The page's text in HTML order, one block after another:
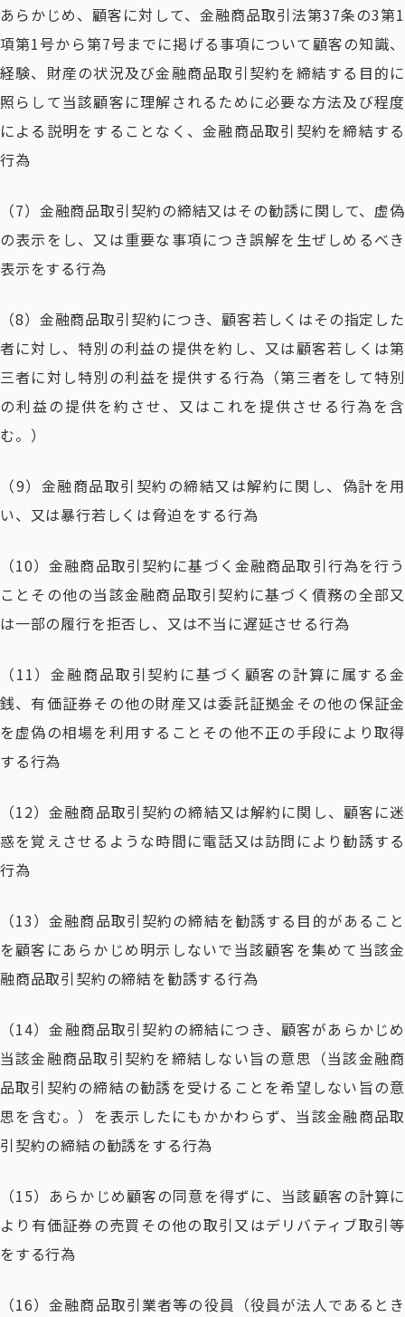
あらかじめ、顧客に対して、金融商品取引法第37条の3第1
項第1号から第7号までに掲げる事項について顧客の知識、
経験、財産の状況及び金融商品取引契約を締結する目的に
照らして当該顧客に理解されるために必要な方法及び程度
による説明をすることなく、金融商品取引契約を締結する
行為
（7）金融商品取引契約の締結又はその勧誘に関して、虚偽
の表示をし、又は重要な事項につき誤解を生ぜしめるべき
表示をする行為
（8）金融商品取引契約につき、顧客若しくはその指定した
者に対し、特別の利益の提供を約し、又は顧客若しくは第
三者に対し特別の利益を提供する行為（第三者をして特別
の利益の提供を約させ、又はこれを提供させる行為を含
む。）
（9）金融商品取引契約の締結又は解約に関し、偽計を用
い、又は暴行若しくは脅迫をする行為
（10）金融商品取引契約に基づく金融商品取引行為を行う
ことその他の当該金融商品取引契約に基づく債務の全部又
は一部の履行を拒否し、又は不当に遅延させる行為
（11）金融商品取引契約に基づく顧客の計算に属する金
銭、有価証券その他の財産又は委託証拠金その他の保証金
を虚偽の相場を利用することその他不正の手段により取得
する行為
（12）金融商品取引契約の締結又は解約に関し、顧客に迷
惑を覚えさせるような時間に電話又は訪問により勧誘する
行為
（13）金融商品取引契約の締結を勧誘する目的があること
を顧客にあらかじめ明示しないで当該顧客を集めて当該金
融商品取引契約の締結を勧誘する行為
（14）金融商品取引契約の締結につき、顧客があらかじめ
当該金融商品取引契約を締結しない旨の意思（当該金融商
品取引契約の締結の勧誘を受けることを希望しない旨の意
思を含む。）を表示したにもかかわらず、当該金融商品取
引契約の締結の勧誘をする行為
（15）あらかじめ顧客の同意を得ずに、当該顧客の計算に
より有価証券の売買その他の取引又はデリバティブ取引等
をする行為
（16）金融商品取引業者等の役員（役員が法人であるとき